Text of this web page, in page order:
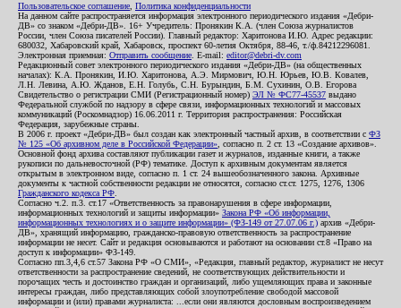
Пользовательское соглашение Политика конфиденциальности
На данном сайте распространяется информация электронного периодического издания «Дебри-
ДВ» со знаком «Дебри-ДВ». 16+ Учредитель: Пронякин К.А. (член Союза журналистов
России, член Союза писателей России). Главный редактор: Харитонова И.Ю. Адрес редакции:
680032, Хабаровский край, Хабаровск, проспект 60-летия Октября, 88-46, т./ф.84212296081.
Электронная приемная: Отправить сообщение . E-mail: editor@debri-dv.com
Редакционный совет электронного периодического издания «Дебри-ДВ» (на общественных
началах): К.А. Пронякин, И.Ю. Харитонова, А.Э. Мирмович, Ю.Н. Юрьев, Ю.В. Ковалев,
Л.Н. Левина, А.Ю. Жданов, Е.Н. Голубь, С.Н. Бурындин, Б.М. Сухинин, О.В. Егорова
Свидетельство о регистрации СМИ (Регистрационный номер) ЭЛ № ФС77-45537 выдано
Федеральной службой по надзору в сфере связи, информационных технологий и массовых
коммуникаций (Роскомнадзор) 16.06.2011 г. Территория распространения: Российская
Федерация, зарубежные страны.
В 2006 г. проект «Дебри-ДВ» был создан как электронный частный архив, в соответствии с ФЗ
№ 125 «Об архивном деле в Российской Федерации» , согласно п. 2 ст. 13 «Создание архивов».
Основной фонд архива составляют публикации газет и журналов, изданные книги, а также
рукописи по дальневосточной (РФ) тематике. Доступ к архивным документам является
открытым в электронном виде, согласно п. 1 ст. 24 вышеобозначенного закона. Архивные
документы к частной собственности редакции не относятся, согласно ст.ст. 1275, 1276, 1306
Гражданского кодекса РФ
Согласно ч.2. п.3. ст.17 «Ответственность за правонарушения в сфере информации,
информационных технологий и защиты информации» Закона РФ «Об информации,
информационных технологиях и о защите информации» (ФЗ-149 от 27.07.06 г.) архив «Дебри-
ДВ», хранящий информацию, гражданско-правовую ответственность за распространение
информации не несет. Сайт и редакция основываются и работают на основании ст.8 «Право на
доступ к информации» ФЗ-149.
Согласно пп.3,4,6 ст.57 Закона РФ «О СМИ», «Редакция, главный редактор, журналист не несут
ответственности за распространение сведений, не соответствующих действительности и
порочащих честь и достоинство граждан и организаций, либо ущемляющих права и законные
интересы граждан, либо представляющих собой злоупотребление свободой массовой
информации и (или) правами журналиста: ...если они являются дословным воспроизведением